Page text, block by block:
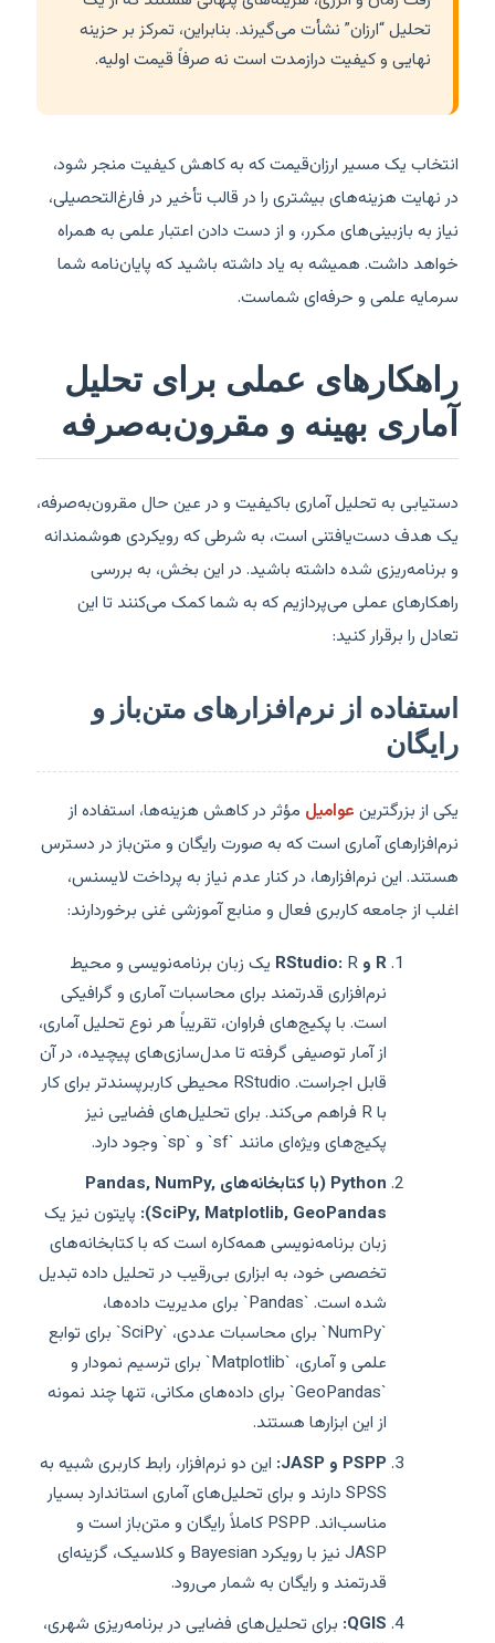
تحلیل “ارزان” نشأت می‌گیرند. بنابراین، تمرکز بر حزینه
نهایی و کیفیت درازمدت است نه صرفاً قیمت اولیه.
انتخاب یک مسیر ارزان‌قیمت که به کاهش کیفیت منجر شود،
در نهایت هزینه‌های بیشتری را در قالب تأخیر در فارغ‌التحصیلی،
نیاز به بازبینی‌های مکرر، و از دست دادن اعتبار علمی به همراه
خواهد داشت. همیشه به یاد داشته باشید که پایان‌نامه شما
سرمایه علمی و حرفه‌ای شماست.
راهکارهای عملی برای تحلیل
آماری بهینه و مقرون‌به‌صرفه
دستیابی به تحلیل آماری باکیفیت و در عین حال مقرون‌به‌صرفه،
یک هدف دست‌یافتنی است، به شرطی که رویکردی هوشمندانه
و برنامه‌ریزی شده داشته باشید. در این بخش، به بررسی
راهکارهای عملی می‌پردازیم که به شما کمک می‌کنند تا این
تعادل را برقرار کنید:
استفاده از نرم‌افزارهای متن‌باز و
رایگان
یکی از بزرگترینعوامیلمؤثر در کاهش هزینه‌ها، استفاده از
نرم‌افزارهای آماری است که به صورت رایگان و متن‌باز در دسترس
هستند. این نرم‌افزارها، در کنار عدم نیاز به پرداخت لایسنس،
اغلب از جامعه کاربری فعال و منابع آموزشی غنی برخوردارند:
R یک زبان برنامه‌نویسی و محیط
نرم‌افزاری قدرتمند برای محاسبات آماری و گرافیکی
است. با پکیج‌های فراوان، تقریباً هر نوع تحلیل آماری،
از آمار توصیفی گرفته تا مدل‌سازی‌های پیچیده، در آن
قابل اجراست. RStudio محیطی کاربرپسندتر برای کار
با R فراهم می‌کند. برای تحلیل‌های فضایی نیز
پکیج‌های ویژه‌ای مانند `sf` و `sp` وجود دارد.
Python (با کتابخانه‌های Pandas, NumPy,
SciPy, Matplotlib, GeoPandas): پایتون نیز یک
زبان برنامه‌نویسی همه‌کاره است که با کتابخانه‌های
تخصصی خود، به ابزاری بی‌رقیب در تحلیل داده تبدیل
شده است. `Pandas` برای مدیریت داده‌ها،
`NumPy` برای محاسبات عددی، `SciPy` برای توابع
علمی و آماری، `Matplotlib` برای ترسیم نمودار و
`GeoPandas` برای داده‌های مکانی، تنها چند نمونه
از این ابزارها هستند.
PSPP و JASP:
این دو نرم‌افزار، رابط کاربری شبیه به
SPSS دارند و برای تحلیل‌های آماری استاندارد بسیار
مناسب‌اند. PSPP کاملاً رایگان و متن‌باز است و
JASP نیز با رویکرد Bayesian و کلاسیک، گزینه‌ای
قدرتمند و رایگان به شمار می‌رود.
QGIS:برای تحلیل‌های فضایی در برنامه‌ریزی شهری،